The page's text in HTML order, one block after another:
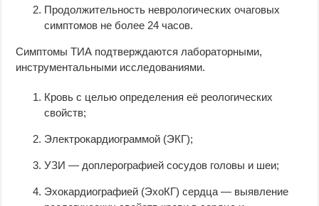
Продолжительность неврологических очаговых
симптомов не более 24 часов.
Симптомы ТИА подтверждаются лабораторными,
инструментальными исследованиями.
Кровь с целью определения её реологических
свойств;
Электрокардиограммой (ЭКГ);
УЗИ — доплерографией сосудов головы и шеи;
Эхокардиографией (ЭхоКГ) сердца — выявление